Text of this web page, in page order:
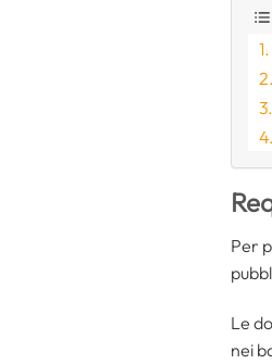
Per
Le
nei